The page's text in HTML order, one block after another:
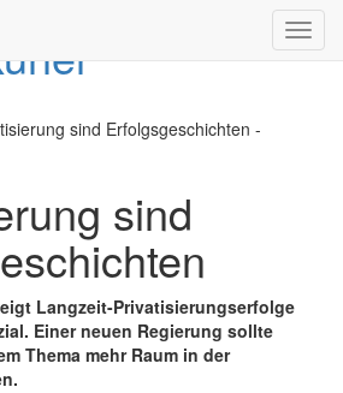
sind Erfolgsgeschichten -
sind
Langzeit-Privatisierungserfolge
Einer neuen Regierung sollte
Thema mehr Raum in der